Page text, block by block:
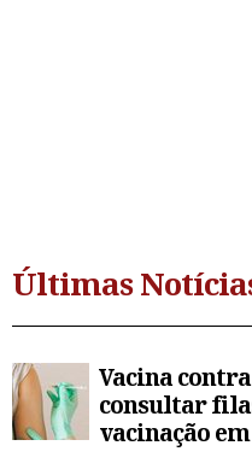
Últimas
Vacina
consultar
vacinação